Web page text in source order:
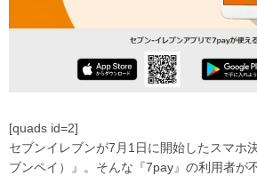
[quads id=2]
セブンイレブンが7月1日に開始したスマホ
ブンペイ）』。そんな『7pay』の利用者が